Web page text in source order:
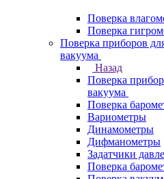
Поверка
Поверка
Поверка приборов
вакуума
Назад
Поверка
вакуума
Поверка
Вариометры
Динамометры
Дифманометры
Задатчики
Поверка